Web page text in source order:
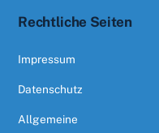
Rechtliche Seiten
Impressum
Datenschutz
Allgemeine